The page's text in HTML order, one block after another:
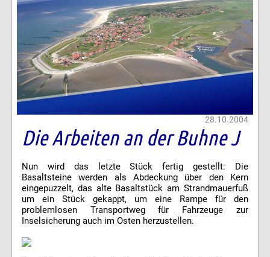
28.10.2004
Die Arbeiten an der Buhne J
Nun wird das letzte Stück fertig gestellt: Die
Basaltsteine werden als Abdeckung über den Kern
eingepuzzelt, das alte Basaltstück am Strandmauerfuß
um ein Stück gekappt, um eine Rampe für den
problemlosen Transportweg für Fahrzeuge zur
Inselsicherung auch im Osten herzustellen.